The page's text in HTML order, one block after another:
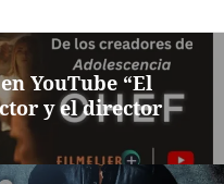
YouTube “El
y el director